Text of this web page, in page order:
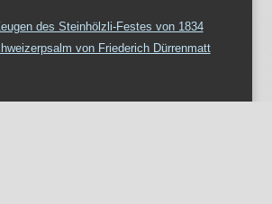
des Steinhölzli-Festes von 1834
von Friederich Dürrenmatt